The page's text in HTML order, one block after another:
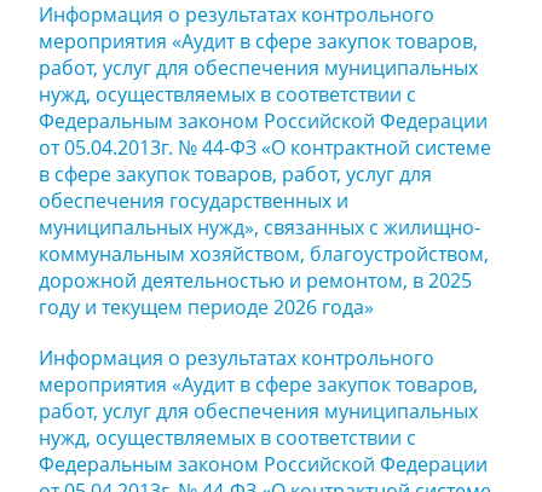
Информация о результатах контрольного
мероприятия «Аудит в сфере закупок товаров,
работ, услуг для обеспечения муниципальных
нужд, осуществляемых в соответствии с
Федеральным законом Российской Федерации
от 05.04.2013г. № 44-ФЗ «О контрактной системе
в сфере закупок товаров, работ, услуг для
обеспечения государственных и
муниципальных нужд», связанных с жилищно-
коммунальным хозяйством, благоустройством,
дорожной деятельностью и ремонтом, в 2025
году и текущем периоде 2026 года»
Информация о результатах контрольного
мероприятия «Аудит в сфере закупок товаров,
работ, услуг для обеспечения муниципальных
нужд, осуществляемых в соответствии с
Федеральным законом Российской Федерации